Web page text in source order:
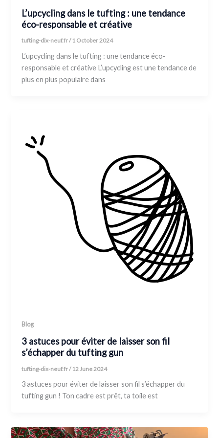
L’upcycling dans le tufting : une tendance
éco-responsable et créative
tufting-dix-neuf.fr/ 1 October 2024
L’upcycling dans le tufting : une tendance éco-
responsable et créative L’upcycling est une tendance de
plus en plus populaire dans
Blog
3 astuces pour éviter de laisser son fil
s’échapper du tufting gun
tufting-dix-neuf.fr/ 12 June 2024
3 astuces pour éviter de laisser son fil s’échapper du
tufting gun ! Ton cadre est prêt, ta toile est